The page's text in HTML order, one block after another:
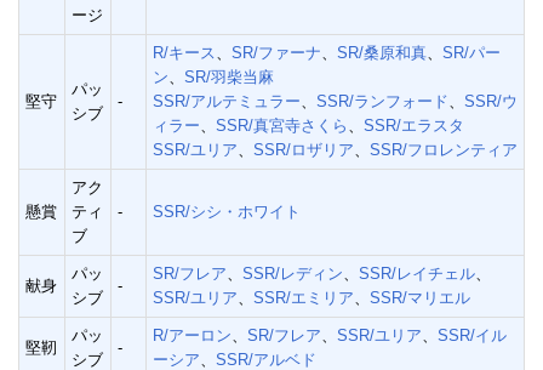
ージ
堅守
パッ
シブ
-
R/キース SR/ファーナ SR/桑原和真
SR/パー
ン
SR/羽柴当麻
SSR/アルテミュラー
SSR/ランフォード
SSR/ウ
ィラー
SSR/真宮寺さくら
SSR/エラスタ
SSR/ユリア
SSR/ロザリア SSR/フロレンティア
懸賞
アク
ティ
ブ
- SSR/シシ・ホワイト
献身
パッ
シブ
-
SR/フレア SSR/レディン SSR/レイチェル
SSR/ユリア
SSR/エミリア SSR/マリエル
堅靭
パッ
シブ
-
R/アーロン SR/フレア SSR/ユリア
SSR/イル
ーシア
SSR/アルベド